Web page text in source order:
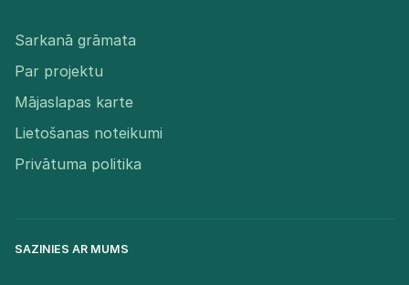
Sarkanā grāmata
Par projektu
Mājaslapas karte
Lietošanas noteikumi
Privātuma politika
SAZINIES AR MUMS